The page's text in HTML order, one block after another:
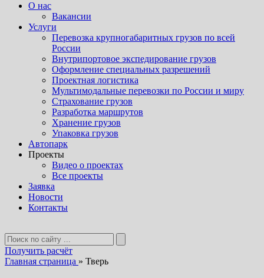
О нас
Вакансии
Услуги
Перевозка крупногабаритных грузов по всей
России
Внутрипортовое экспедирование грузов
Оформление специальных разрешений
Проектная логистика
Мультимодальные перевозки по России и миру
Страхование грузов
Разработка маршрутов
Хранение грузов
Упаковка грузов
Автопарк
Проекты
Видео о проектах
Все проекты
Заявка
Новости
Контакты
Получить расчёт
Главная страница » Тверь